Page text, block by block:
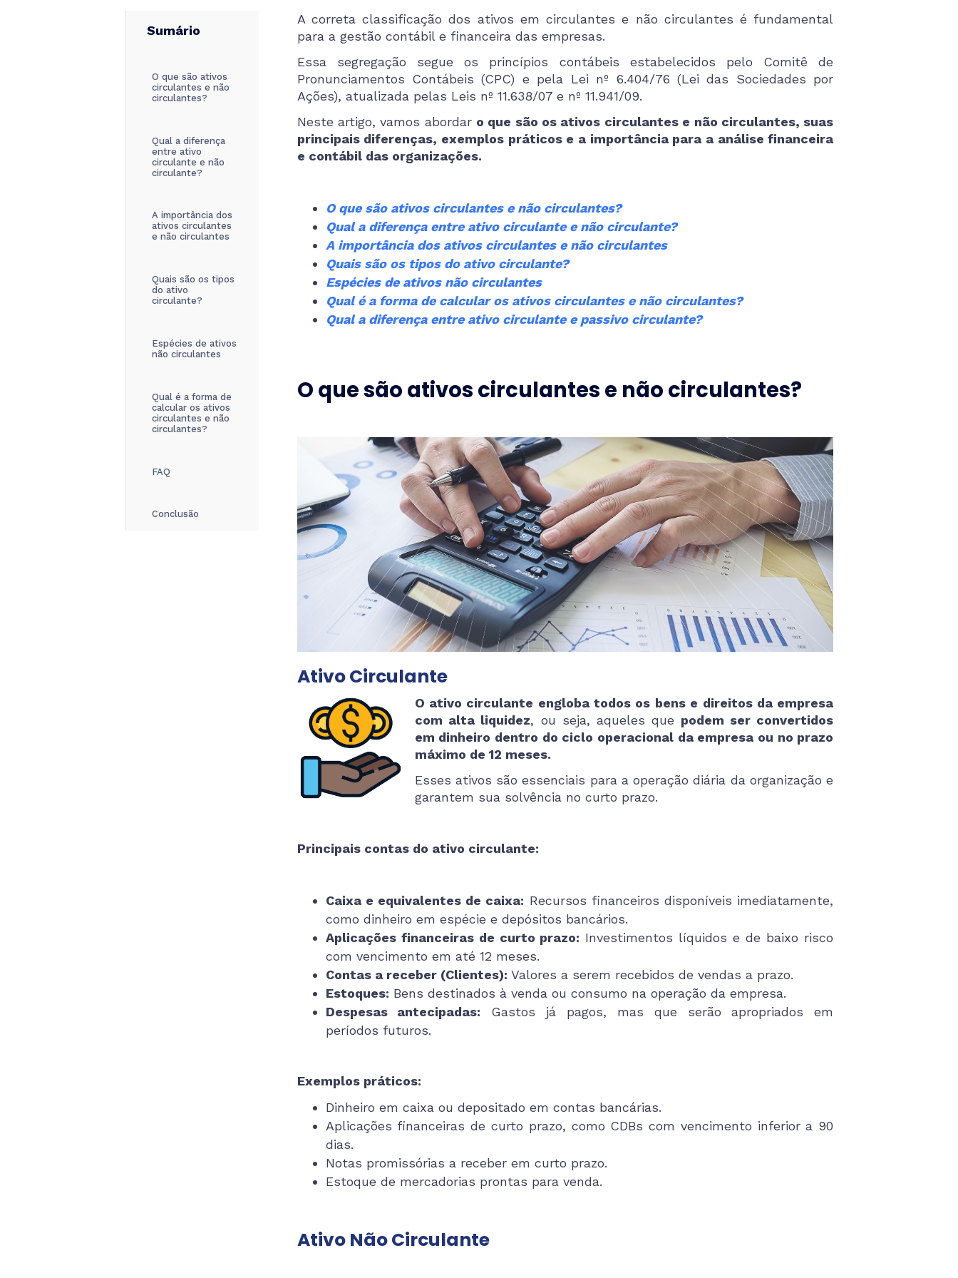
Sumário
O que são ativos
circulantes e não
circulantes?
Qual a diferença
entre ativo
circulante e não
circulante?
A importância dos
ativos circulantes
e não circulantes
Quais são os tipos
do ativo
circulante?
Espécies de ativos
não circulantes
Qual é a forma de
calcular os ativos
circulantes e não
circulantes?
FAQ
Conclusão
A correta classificação dos ativos em circulantes e não circulantes é fundamental
para a gestão contábil e financeira das empresas.
Essa segregação segue os princípios contábeis estabelecidos pelo Comitê de
Pronunciamentos Contábeis (CPC) e pela Lei nº 6.404/76 (Lei das Sociedades por
Ações), atualizada pelas Leis nº 11.638/07 e nº 11.941/09​.
Neste artigo, vamos abordar o que são os ativos circulantes e não circulantes, suas
principais diferenças, exemplos práticos e a importância para a análise financeira
e contábil das organizações.
O que são ativos circulantes e não circulantes?
Qual a diferença entre ativo circulante e não circulante?
A importância dos ativos circulantes e não circulantes
Quais são os tipos do ativo circulante?
Espécies de ativos não circulantes
Qual é a forma de calcular os ativos circulantes e não circulantes?
Qual a diferença entre ativo circulante e passivo circulante?
O que são ativos circulantes e não circulantes?
Ativo Circulante
O ativo circulante engloba todos os bens e direitos da empresa
com alta liquidez, ou seja, aqueles que podem ser convertidos
em dinheiro dentro do ciclo operacional da empresa ou no prazo
máximo de 12 meses.
Esses ativos são essenciais para a operação diária da organização e
garantem sua solvência no curto prazo.
Principais contas do ativo circulante:
Caixa e equivalentes de caixa: Recursos financeiros disponíveis imediatamente,
como dinheiro em espécie e depósitos bancários.
Aplicações financeiras de curto prazo: Investimentos líquidos e de baixo risco
com vencimento em até 12 meses.
Contas a receber (Clientes): Valores a serem recebidos de vendas a prazo.
Estoques: Bens destinados à venda ou consumo na operação da empresa.
Despesas antecipadas: Gastos já pagos, mas que serão apropriados em
períodos futuros.
Exemplos práticos:
Dinheiro em caixa ou depositado em contas bancárias.
Aplicações financeiras de curto prazo, como CDBs com vencimento inferior a 90
dias.
Notas promissórias a receber em curto prazo.
Estoque de mercadorias prontas para venda.
Ativo Não Circulante